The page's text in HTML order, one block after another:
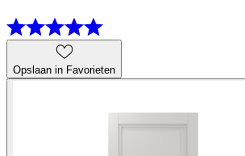
Opslaan in Favorieten